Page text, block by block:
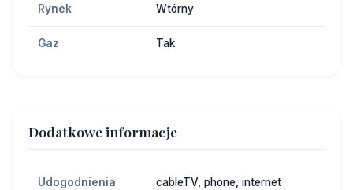
Rynek Wtórny
Gaz Tak
Dodatkowe informacje
Udogodnienia cableTV, phone, internet